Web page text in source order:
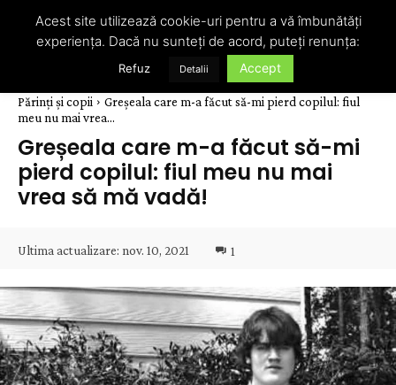
Părinți și copii
Greșeala care m-a făcut să-mi pierd copilul: fiul
meu nu mai vrea...
Greșeala care m-a făcut să-mi
pierd copilul: fiul meu nu mai
vrea să mă vadă!
Ultima actualizare: nov. 10, 2021 1
Acest site utilizează cookie-uri pentru a vă îmbunătăți
experiența. Dacă nu sunteți de acord, puteți renunța:
Refuz Detalii Accept